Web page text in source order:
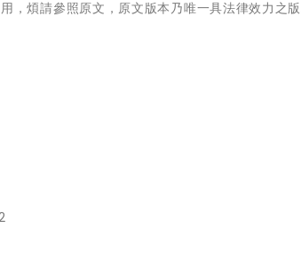
煩請參照原文，原文版本乃唯一具法律效力之版